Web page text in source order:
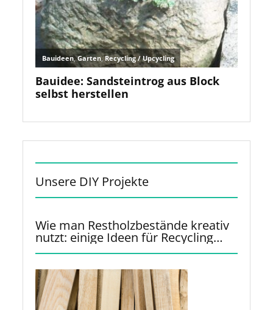
Unsere DIY Projekte
Wie man Restholzbestände kreativ
nutzt: einige Ideen für Recycling
und Upcycling